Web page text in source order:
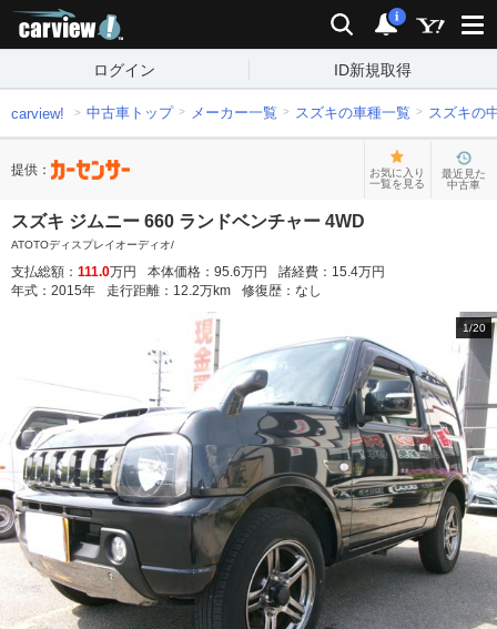
検索 通知
i
ログイン ID新規取得
carview! 中古車トップ メーカー一覧 スズキの車種一覧 スズキの
提供：
お気に入り
一覧を見る
最近見た
中古車
スズキ ジムニー 660 ランドベンチャー 4WD
ATOTOディスプレイオーディオ/
支払総額： 111.0万円 本体価格： 95.6万円 諸経費： 15.4万円
年式： 2015年 走行距離： 12.2万km 修復歴： なし
1/20